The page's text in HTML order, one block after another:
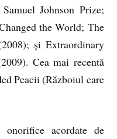
Johnson Prize;
the World; The
și Extraordinary
Cea mai recentă
Peacii (Războiul care
acordate de